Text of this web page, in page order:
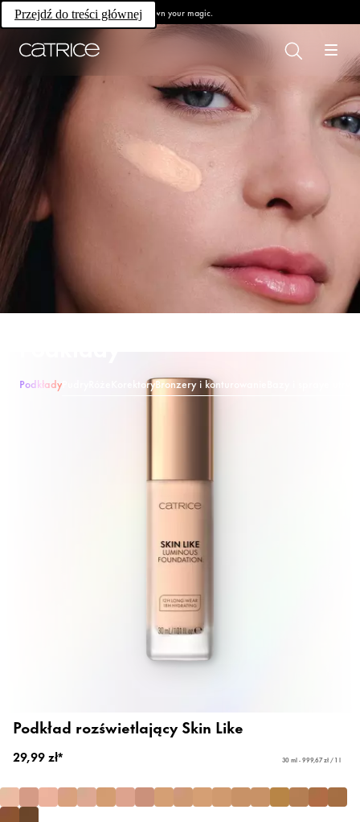
Przejdź do treści głównej Own your magic.
Podkłady KorektoryBronzery i konturowanie
Podkład rozświetlający Skin Like
29,99 zł* 30 ml - 999,67 zł / 1 l